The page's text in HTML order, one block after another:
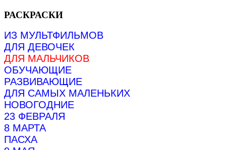
РАСКРАСКИ
ИЗ МУЛЬТФИЛЬМОВ
ДЛЯ ДЕВОЧЕК
ДЛЯ МАЛЬЧИКОВ
ОБУЧАЮЩИЕ
РАЗВИВАЮЩИЕ
ДЛЯ САМЫХ МАЛЕНЬКИХ
НОВОГОДНИЕ
23 ФЕВРАЛЯ
8 МАРТА
ПАСХА